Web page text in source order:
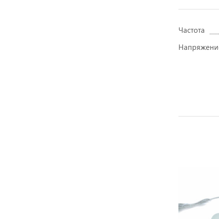
Частота